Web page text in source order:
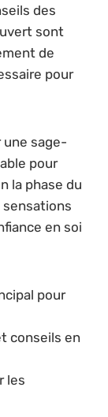
des
sont
de
pour
une sage-
pour
la phase du
sensations
en soi
pour
conseils en
les